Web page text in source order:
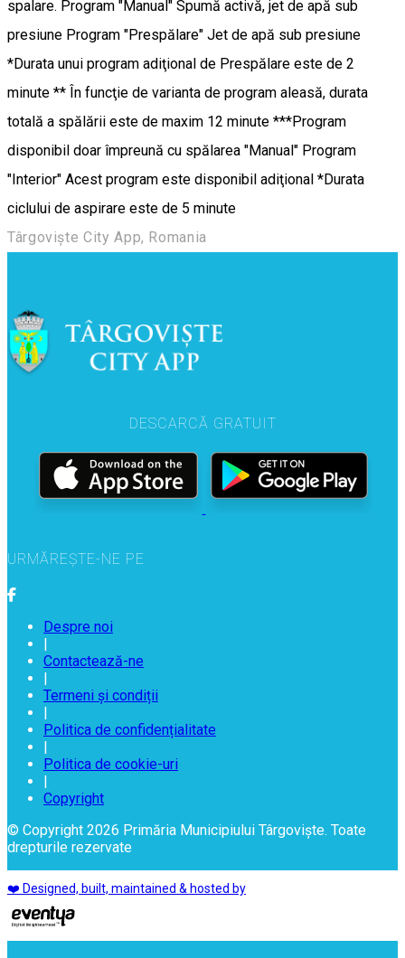
spalare. Program "Manual" Spumă activă, jet de apă sub
presiune Program "Prespălare" Jet de apă sub presiune
*Durata unui program adiţional de Prespălare este de 2
minute ** În funcţie de varianta de program aleasă, durata
totală a spălării este de maxim 12 minute ***Program
disponibil doar împreună cu spălarea "Manual" Program
"Interior" Acest program este disponibil adiţional *Durata
ciclului de aspirare este de 5 minute
Târgoviște City App, Romania
DESCARCĂ GRATUIT
URMĂREȘTE-NE PE
Despre noi
Contactează-ne
Termeni și condiții
Politica de confidențialitate
Politica de cookie-uri
Copyright
© Copyright 2026 Primăria Municipiului Târgoviște. Toate
drepturile rezervate
❤️ Designed, built, maintained & hosted by